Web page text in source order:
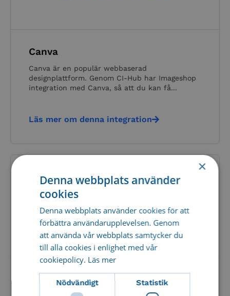
Canva
Canva är en populär webbaserad
designplattform. Genom CI-Hub har Imageshop
integration med Canva, så att du kan få...
Läs mer om denna integration
Sharepoint – Imageshop integration
×
Denna webbplats använder
cookies
Denna webbplats använder cookies för att
förbättra användarupplevelsen. Genom
att använda vår webbplats samtycker du
till alla cookies i enlighet med vår
cookiepolicy. Läs mer
Nödvändigt Statistik